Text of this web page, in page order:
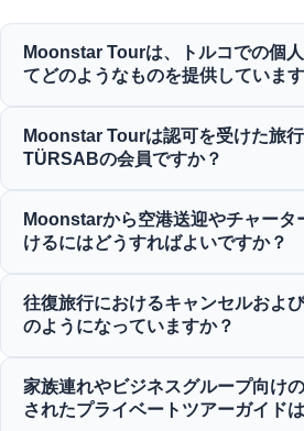
Moonstar Tourは、トルコでの個
てどのようなものを提供していま
広いパーソナライズされたサービス
に合わせたコストパフォーマンスの
Moonstar Tourは認可を受けた旅行
TÜRSABの会員ですか？
であり、TÜRSAB（トルコ旅行代理
であり、最大限の信頼性を保証してい
Moonstarから空港送迎やチャータ
けるにはどうすればよいですか？
ェブサイトから直接、または24時間
サポートチームにご連絡いただくこと
往復旅行におけるキャンセルおよ
のようになっていますか？
前まで無料キャンセルが可能な、寛
を提供しています。
家族連れやビジネスグループ向け
されたプライベートツアーガイド